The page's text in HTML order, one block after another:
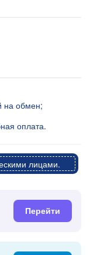
на обмен;
оплата.
лицами.
Перейти